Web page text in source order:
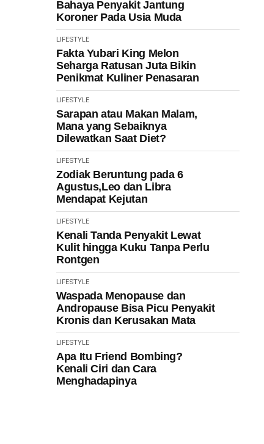
Bahaya Penyakit Jantung
Koroner Pada Usia Muda
LIFESTYLE
Fakta Yubari King Melon
Seharga Ratusan Juta Bikin
Penikmat Kuliner Penasaran
LIFESTYLE
Sarapan atau Makan Malam,
Mana yang Sebaiknya
Dilewatkan Saat Diet?
LIFESTYLE
Zodiak Beruntung pada 6
Agustus,Leo dan Libra
Mendapat Kejutan
LIFESTYLE
Kenali Tanda Penyakit Lewat
Kulit hingga Kuku Tanpa Perlu
Rontgen
LIFESTYLE
Waspada Menopause dan
Andropause Bisa Picu Penyakit
Kronis dan Kerusakan Mata
LIFESTYLE
Apa Itu Friend Bombing?
Kenali Ciri dan Cara
Menghadapinya